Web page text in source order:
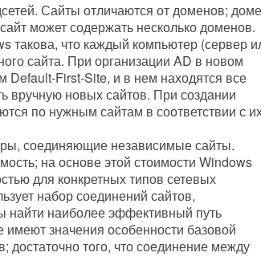
Сайты отличаются от доменов;
может содержать несколько доменов.
такова, что каждый компьютер (сервер
сайта. При организации AD в новом
First-Site, и в нем находятся все
вручную новых сайтов. При создании
по нужным сайтам в соответствии с
соединяющие независимые сайты.
на основе этой стоимости Windows
для конкретных типов сетевых
набор соединений сайтов,
найти наиболее эффективный путь
значения особенности базовой
достаточно того, что соединение между